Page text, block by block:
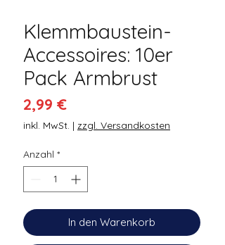
Klemmbaustein-
Accessoires: 10er
Pack Armbrust
2,99 €Preis
inkl. MwSt. | zzgl. Versandkosten
Anzahl *
In den Warenkorb